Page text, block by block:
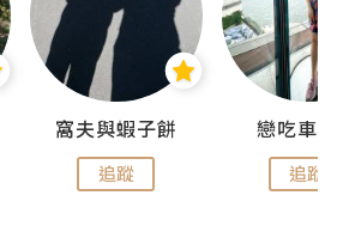
窩夫與蝦子餅
追蹤
戀吃車
追蹤